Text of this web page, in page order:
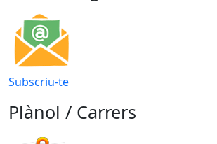
Subscriu-te
Plànol / Carrers